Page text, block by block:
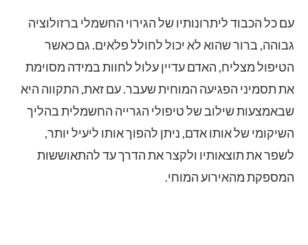
עם כל הכבוד ליתרונותיו של הגירוי החשמלי ברזולוציה
גבוהה, ברור שהוא לא יכול לחולל פלאים. גם כאשר
הטיפול מצליח, האדם עדיין עלול לחוות במידה מסוימת
את תסמיני הפגיעה המוחית שעבר. עם זאת, התקווה היא
שבאמצעות שילוב של טיפולי הגרייה החשמלית בהליך
השיקומי של אותו אדם, ניתן להפוך אותו ליעיל יותר,
לשפר את תוצאותיו ולקצר את הדרך עד להתאוששות
המספקת מהאירוע המוחי.